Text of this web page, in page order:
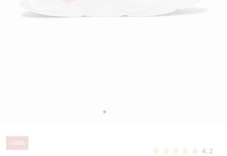
-30%
4.2